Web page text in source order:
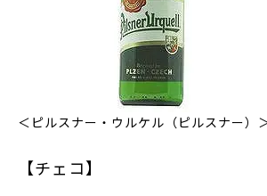
＜ピルスナー・ウルケル（ピルスナー）
【チェコ】